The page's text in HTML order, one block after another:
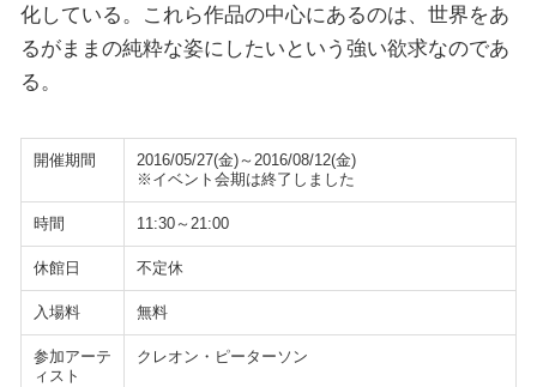
化している。これら作品の中心にあるのは、世界をあ
るがままの純粋な姿にしたいという強い欲求なのであ
る。
開催期間
2016/05/27(金)～2016/08/12(金)
※イベント会期は終了しました
時間 11:30～21:00
休館日 不定休
入場料 無料
参加アーテ
ィスト
クレオン・ピーターソン